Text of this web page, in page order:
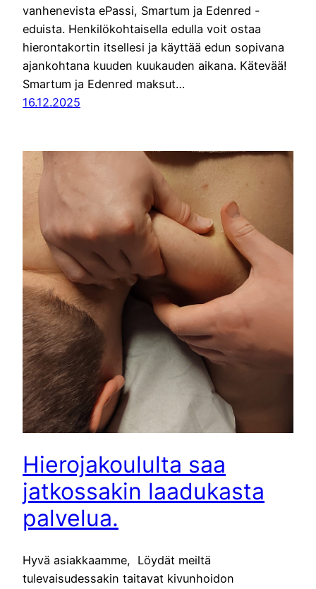
vanhenevista ePassi, Smartum ja Edenred -
eduista. Henkilökohtaisella edulla voit ostaa
hierontakortin itsellesi ja käyttää edun sopivana
ajankohtana kuuden kuukauden aikana. Kätevää!
Smartum ja Edenred maksut…
16.12.2025
Hierojakoululta saa
jatkossakin laadukasta
palvelua.
Hyvä asiakkaamme, Löydät meiltä
tulevaisudessakin taitavat kivunhoidon